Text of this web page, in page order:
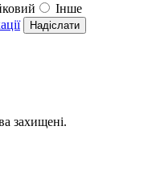
Інше
Надіслати
захищені.